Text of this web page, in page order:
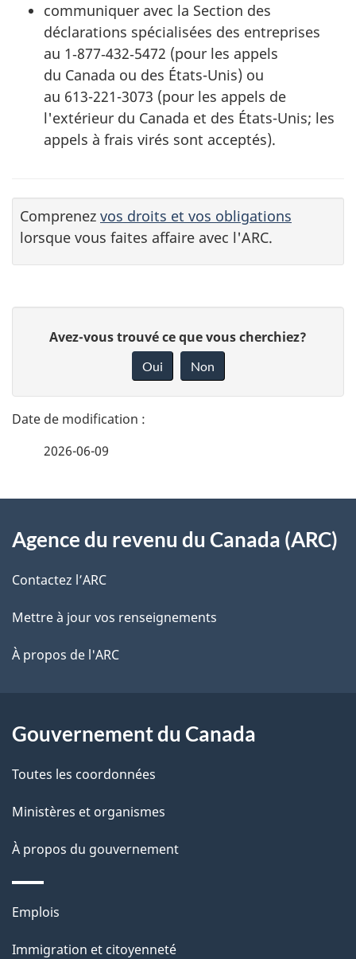
communiquer avec la Section des
déclarations spécialisées des entreprises
au 1‑877‑432‑5472 (pour les appels
du Canada ou des États-Unis) ou
au 613-221-3073 (pour les appels de
l'extérieur du Canada et des États-Unis; les
appels à frais virés sont acceptés).
Comprenez vos droits et vos obligations
lorsque vous faites affaire avec l'ARC.
t
a
l
s
l
a
a
g
e
n
o
t
r
e
é
t
a
t
i
n
s
r
c
Avez-vous trouvé ce que vous cherchiez?
Oui Non
2026-06-09
propos
de
ce
site
Agence du revenu du Canada (ARC)
Contactez l’ARC
Mettre à jour vos renseignements
À propos de l'ARC
Gouvernement du Canada
Toutes les coordonnées
Ministères et organismes
À propos du gouvernement
Thèmes
Emplois
Immigration et citoyenneté